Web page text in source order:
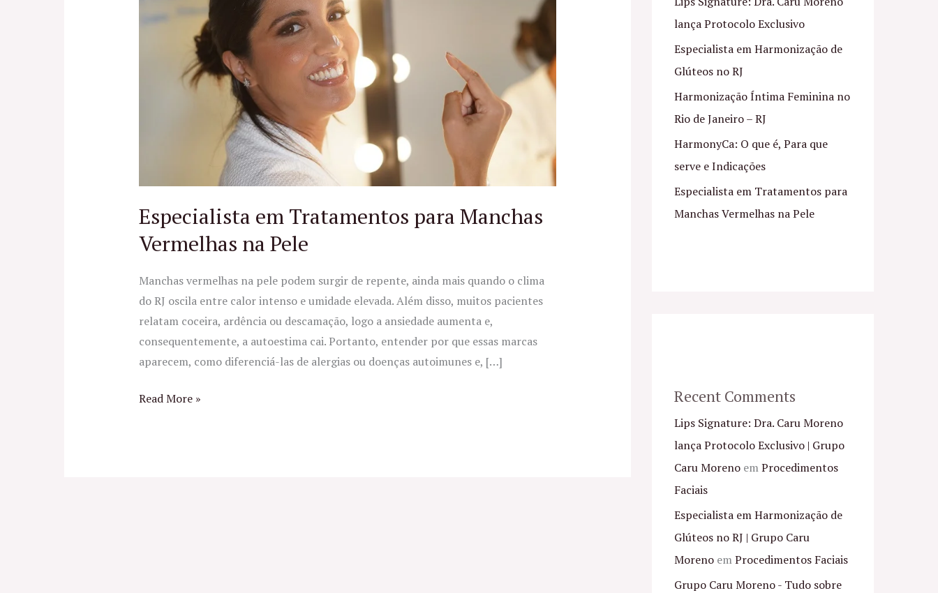
Especialista em Tratamentos para Manchas
Vermelhas na Pele
Manchas vermelhas na pele podem surgir de repente, ainda mais quando o clima
do RJ oscila entre calor intenso e umidade elevada. Além disso, muitos pacientes
relatam coceira, ardência ou descamação, logo a ansiedade aumenta e,
consequentemente, a autoestima cai. Portanto, entender por que essas marcas
aparecem, como diferenciá-las de alergias ou doenças autoimunes e, […]
para
Vermelhas
Read More »
lança Protocolo Exclusivo
Especialista em Harmonização de
Glúteos no RJ
Harmonização Íntima Feminina no
Rio de Janeiro – RJ
HarmonyCa: O que é, Para que
serve e Indicações
Especialista em Tratamentos para
Manchas Vermelhas na Pele
Recent Comments
Lips Signature: Dra. Caru Moreno
lança Protocolo Exclusivo | Grupo
Caru Moreno emProcedimentos
Faciais
Especialista em Harmonização de
Glúteos no RJ | Grupo Caru
Moreno emProcedimentos Faciais
Grupo Caru Moreno - Tudo sobre